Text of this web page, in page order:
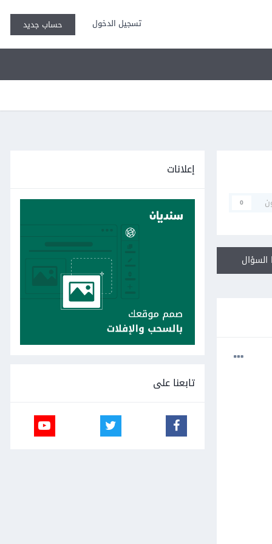
تسجيل الدخول حساب جديد
0
إعلانات
تابعنا على